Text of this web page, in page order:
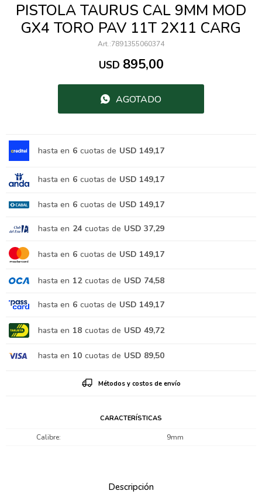
PISTOLA TAURUS CAL 9MM MOD
GX4 TORO PAV 11T 2X11 CARG
7891355060374
USD 895,00
AGOTADO
hasta en 6 cuotas de USD 149,17
hasta en 6 cuotas de USD 149,17
hasta en 6 cuotas de USD 149,17
hasta en 24 cuotas de USD 37,29
hasta en 6 cuotas de USD 149,17
hasta en 12 cuotas de USD 74,58
hasta en 6 cuotas de USD 149,17
hasta en 18 cuotas de USD 49,72
hasta en 10 cuotas de USD 89,50
Métodos y costos de envío
CARACTERÍSTICAS
Calibre 9mm
Descripción